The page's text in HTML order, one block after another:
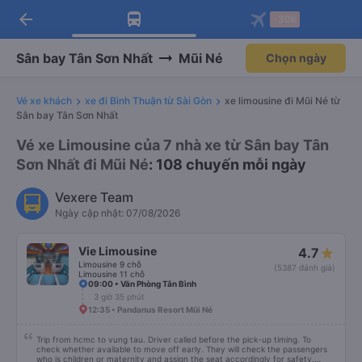
Tải app Vexere ngay!
Nhận ưu đãi thành viên độc
Mở app
Tải app Vexere
-30k/ghế khi đặt vé máy bay qua
Mở app
arrow_back
Sân bay Tân Sơn Nhất Mũi Né Chọn ngày
Vé xe khách xe đi Bình Thuận từ Sài Gòn
xe limousine đi Mũi Né từ
Sân bay Tân Sơn Nhất
Vé xe Limousine của 7 nhà xe từ Sân bay Tân
Sơn Nhất đi Mũi Né: 108 chuyến mỗi ngày
Vexere Team
Ngày cập nhật: 07/08/2026
Vie Limousine
Limousine 9 chỗ
Limousine 11 chỗ
4.7
(5387 đánh giá)
09:00 • Văn Phòng Tân Bình
3 giờ 35 phút
12:35 • Pandanus Resort Mũi Né
Trip from hcmc to vung tau. Driver called before the pick-up timing. To
check whether available to move off early. They will check the passengers
who is children or maternity and assign the seat accordingly for safety.